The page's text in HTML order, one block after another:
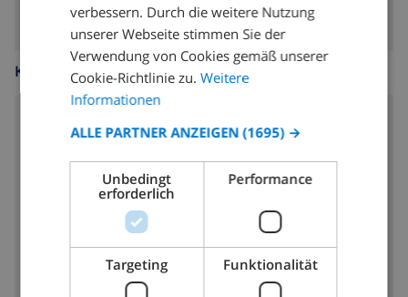
KÜCHE
Herd mit 4 Kochplatten
Backofen
Mikrowelle
Tiefkühlschrank
SPANISH
GERMAN
ITALIAN
NORWEGIAN
verbessern. Durch die weitere Nutzung
unserer Webseite stimmen Sie der
Verwendung von Cookies gemäß unserer
Cookie-Richtlinie zu. Weitere
Informationen
ALLE PARTNER ANZEIGEN (1695) →
Unbedingt
erforderlich
Performance
Targeting Funktionalität